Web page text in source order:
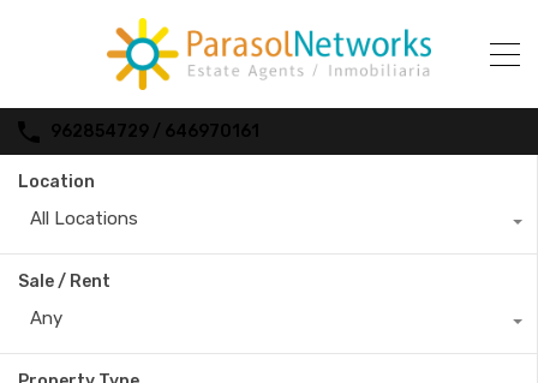
962854729 / 646970161
Location
All Locations
Sale / Rent
Any